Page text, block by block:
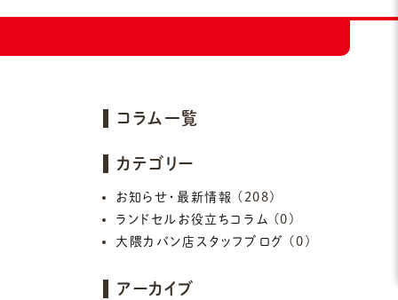
コラム一覧
カテゴリー
お知らせ・最新情報
(208)
ランドセルお役立ちコラム
(0)
大隈カバン店スタッフブログ
(0)
アーカイブ